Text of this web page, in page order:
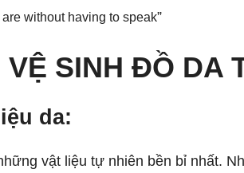
without having to speak
SINH ĐỒ DA
da:
vật liệu tự nhiên bền bỉ nhất.